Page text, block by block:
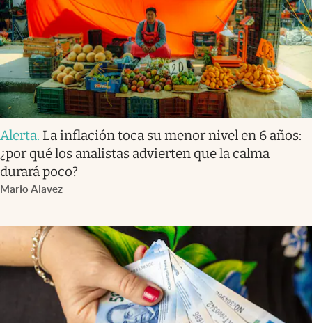
Alerta. La inflación toca su menor nivel en 6 años:
¿por qué los analistas advierten que la calma
durará poco?
Mario Alavez